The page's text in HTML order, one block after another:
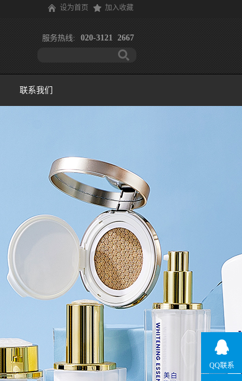
设为首页 加入收藏
服务热线: 020-3121 2667
联系我们
QQ联系